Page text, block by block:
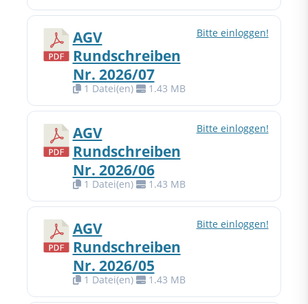
AGV
Rundschreiben
Nr. 2026/07
1 Datei(en) 1.43 MB
Bitte einloggen!
AGV
Rundschreiben
Nr. 2026/06
1 Datei(en) 1.43 MB
Bitte einloggen!
AGV
Rundschreiben
Nr. 2026/05
1 Datei(en) 1.43 MB
Bitte einloggen!